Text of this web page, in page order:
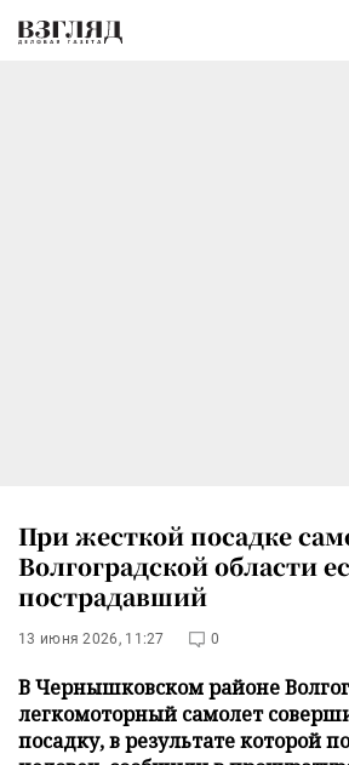
При жесткой посадке
Волгоградской области
пострадавший
13 июня 2026, 11:27 0
В Чернышковском районе
легкомоторный самолет
посадку, в результате которой